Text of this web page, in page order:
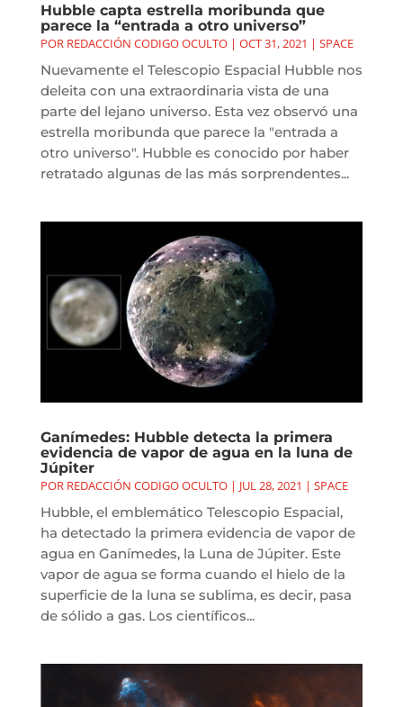
Hubble capta estrella moribunda que
parece la “entrada a otro universo”
POR REDACCIÓN CODIGO OCULTO| OCT 31, 2021 | SPACE
Nuevamente el Telescopio Espacial Hubble nos
deleita con una extraordinaria vista de una
parte del lejano universo. Esta vez observó una
estrella moribunda que parece la "entrada a
otro universo". Hubble es conocido por haber
retratado algunas de las más sorprendentes...
Ganímedes: Hubble detecta la primera
evidencia de vapor de agua en la luna de
Júpiter
POR REDACCIÓN CODIGO OCULTO| JUL 28, 2021 | SPACE
Hubble, el emblemático Telescopio Espacial,
ha detectado la primera evidencia de vapor de
agua en Ganímedes, la Luna de Júpiter. Este
vapor de agua se forma cuando el hielo de la
superficie de la luna se sublima, es decir, pasa
de sólido a gas. Los científicos...